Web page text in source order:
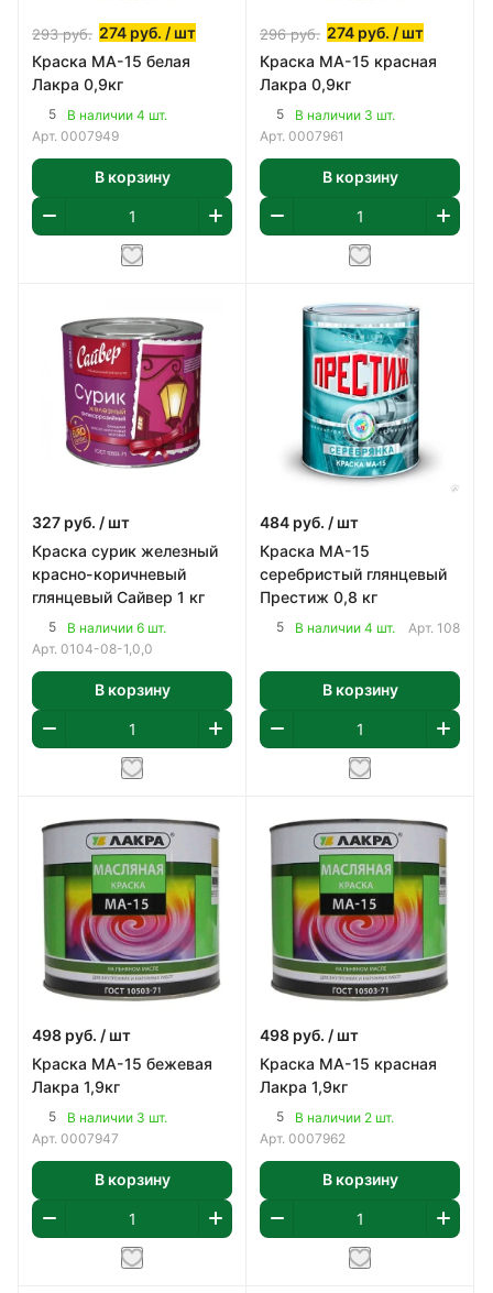
293руб. 274 руб. / шт
Краска МА-15 белая
Лакра 0,9кг
5
В наличии 4 шт.
Арт. 0007949
В корзину
296руб. 274 руб. / шт
Краска МА-15 красная
Лакра 0,9кг
5
В наличии 3 шт.
Арт. 0007961
В корзину
327 руб. / шт
Краска сурик железный
красно-коричневый
глянцевый Сайвер 1 кг
5
В наличии 6 шт.
Арт. 0104-08-1,0,0
В корзину
484 руб. / шт
Краска МА-15
серебристый глянцевый
Престиж 0,8 кг
5 В наличии 4 шт. Арт. 108
В корзину
498 руб. / шт
Краска МА-15 бежевая
Лакра 1,9кг
5
В наличии 3 шт.
Арт. 0007947
В корзину
498 руб. / шт
Краска МА-15 красная
Лакра 1,9кг
5
В наличии 2 шт.
Арт. 0007962
В корзину